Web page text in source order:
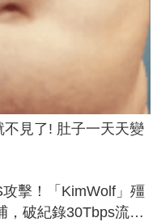
見了! 肚子一天天變
擊！「KimWolf」殭
，破紀錄30Tbps流量